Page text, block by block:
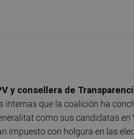
y consellera de
internas que la coalición ha
como sus candidatas en
impuesto con holgura en las